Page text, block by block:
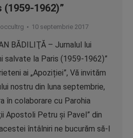
1962)”
10 septembrie 2017
BĂDILIŢĂ – Jurnalul lui
salvate la Paris (1959-1962)”
ai „Apoziției”, Vă invităm
nostru din luna septembrie,
în colaborare cu Parohia
Apostoli Petru şi Pavel” din
întâlniri ne bucurăm să-l